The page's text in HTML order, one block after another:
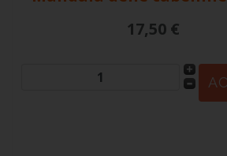
17,50 €